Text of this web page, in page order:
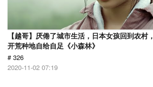
【越哥】厌倦了城市生活，日本女孩回到农村，
开荒种地自给自足《小森林》
# 326
2020-11-02 07:19